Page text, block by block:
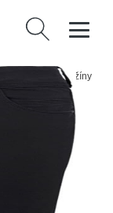
Vyhledávání
Džíny/Džíny